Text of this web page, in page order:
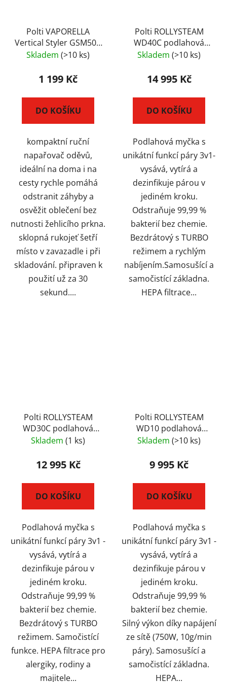
Polti VAPORELLA
Vertical Styler GSM50B
cestovní napařovač
Skladem (>10 ks)
1 199 Kč
DO KOŠÍKU
kompaktní ruční
napařovač oděvů,
ideální na doma i na
cesty rychle pomáhá
odstranit záhyby a
osvěžit oblečení bez
nutnosti žehlicího prkna.
sklopná rukojeť šetří
místo v zavazadle i při
skladování. připraven k
použití už za 30
sekund....
Polti ROLLYSTEAM
WD40C podlahová
myčka s párou 3v1,
Skladem (>10 ks)
14 995 Kč
DO KOŠÍKU
Podlahová myčka s
unikátní funkcí páry 3v1-
vysává, vytírá a
dezinfikuje párou v
jediném kroku.
Odstraňuje 99,99 %
bakterií bez chemie.
Bezdrátový s TURBO
režimem a rychlým
nabíjením.Samosušící a
samočistící základna.
HEPA filtrace...
Polti ROLLYSTEAM
WD30C podlahová
myčka s párou 3v1,
Skladem (1 ks)
12 995 Kč
DO KOŠÍKU
Podlahová myčka s
unikátní funkcí páry 3v1 -
vysává, vytírá a
dezinfikuje párou v
jediném kroku.
Odstraňuje 99,99 %
bakterií bez chemie.
Bezdrátový s TURBO
režimem. Samočistící
funkce. HEPA filtrace pro
alergiky, rodiny a
majitele...
Polti ROLLYSTEAM
WD10 podlahová
myčka s párou 3v1,
Skladem (>10 ks)
9 995 Kč
DO KOŠÍKU
Podlahová myčka s
unikátní funkcí páry 3v1 -
vysává, vytírá a
dezinfikuje párou v
jediném kroku.
Odstraňuje 99,99 %
bakterií bez chemie.
Silný výkon díky napájení
ze sítě (750W, 10g/min
páry). Samosušící a
samočistící základna.
HEPA...